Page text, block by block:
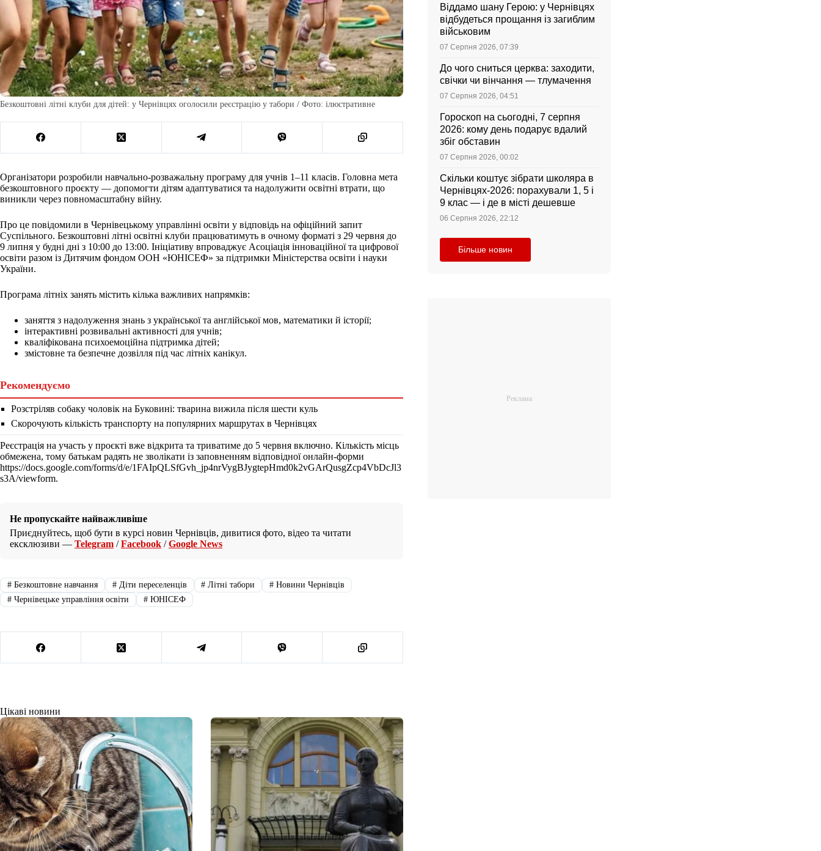
Безкоштовні літні клуби для дітей: у Чернівцях оголосили реєстрацію у табори / Фото: ілюстративне
Організатори розробили навчально-розважальну програму для учнів 1–11 класів. Головна мета
безкоштовного проєкту — допомогти дітям адаптуватися та надолужити освітні втрати, що
виникли через повномасштабну війну.
Про це повідомили в Чернівецькому управлінні освіти у відповідь на офіційний запит
Суспільного. Безкоштовні літні освітні клуби працюватимуть в очному форматі з 29 червня до
9 липня у будні дні з 10:00 до 13:00. Ініціативу впроваджує Асоціація інноваційної та цифрової
освіти разом із Дитячим фондом ООН «ЮНІСЕФ» за підтримки Міністерства освіти і науки
України.
Програма літніх занять містить кілька важливих напрямків:
заняття з надолуження знань з української та англійської мов, математики й історії;
інтерактивні розвивальні активності для учнів;
кваліфікована психоемоційна підтримка дітей;
змістовне та безпечне дозвілля під час літніх канікул.
Рекомендуємо
Розстріляв собаку чоловік на Буковині: тварина вижила після шести куль
Скорочують кількість транспорту на популярних маршрутах в Чернівцях
Реєстрація на участь у проєкті вже відкрита та триватиме до 5 червня включно. Кількість місць
обмежена, тому батькам радять не зволікати із заповненням відповідної онлайн-форми
https://docs.google.com/forms/d/e/1FAIpQLSfGvh_jp4nrVygBJygtepHmd0k2vGArQusgZcp4VbDcJl3
s3A/viewform.
Не пропускайте найважливіше
Приєднуйтесь, щоб бути в курсі новин Чернівців, дивитися фото, відео та читати
ексклюзиви — Telegram /Facebook /Google News
#Безкоштовне навчання #Діти переселенців # Літні табори # Новини Чернівців
#Чернівецьке управління освіти #ЮНІСЕФ
Цікаві новини
Віддамо шану Герою: у Чернівцях
відбудеться прощання із загиблим
військовим
07 Серпня 2026, 07:39
До чого сниться церква: заходити,
свічки чи вінчання — тлумачення
07 Серпня 2026, 04:51
Гороскоп на сьогодні, 7 серпня
2026: кому день подарує вдалий
збіг обставин
07 Серпня 2026, 00:02
Скільки коштує зібрати школяра в
Чернівцях-2026: порахували 1, 5 і
9 клас — і де в місті дешевше
06 Серпня 2026, 22:12
Більше новин